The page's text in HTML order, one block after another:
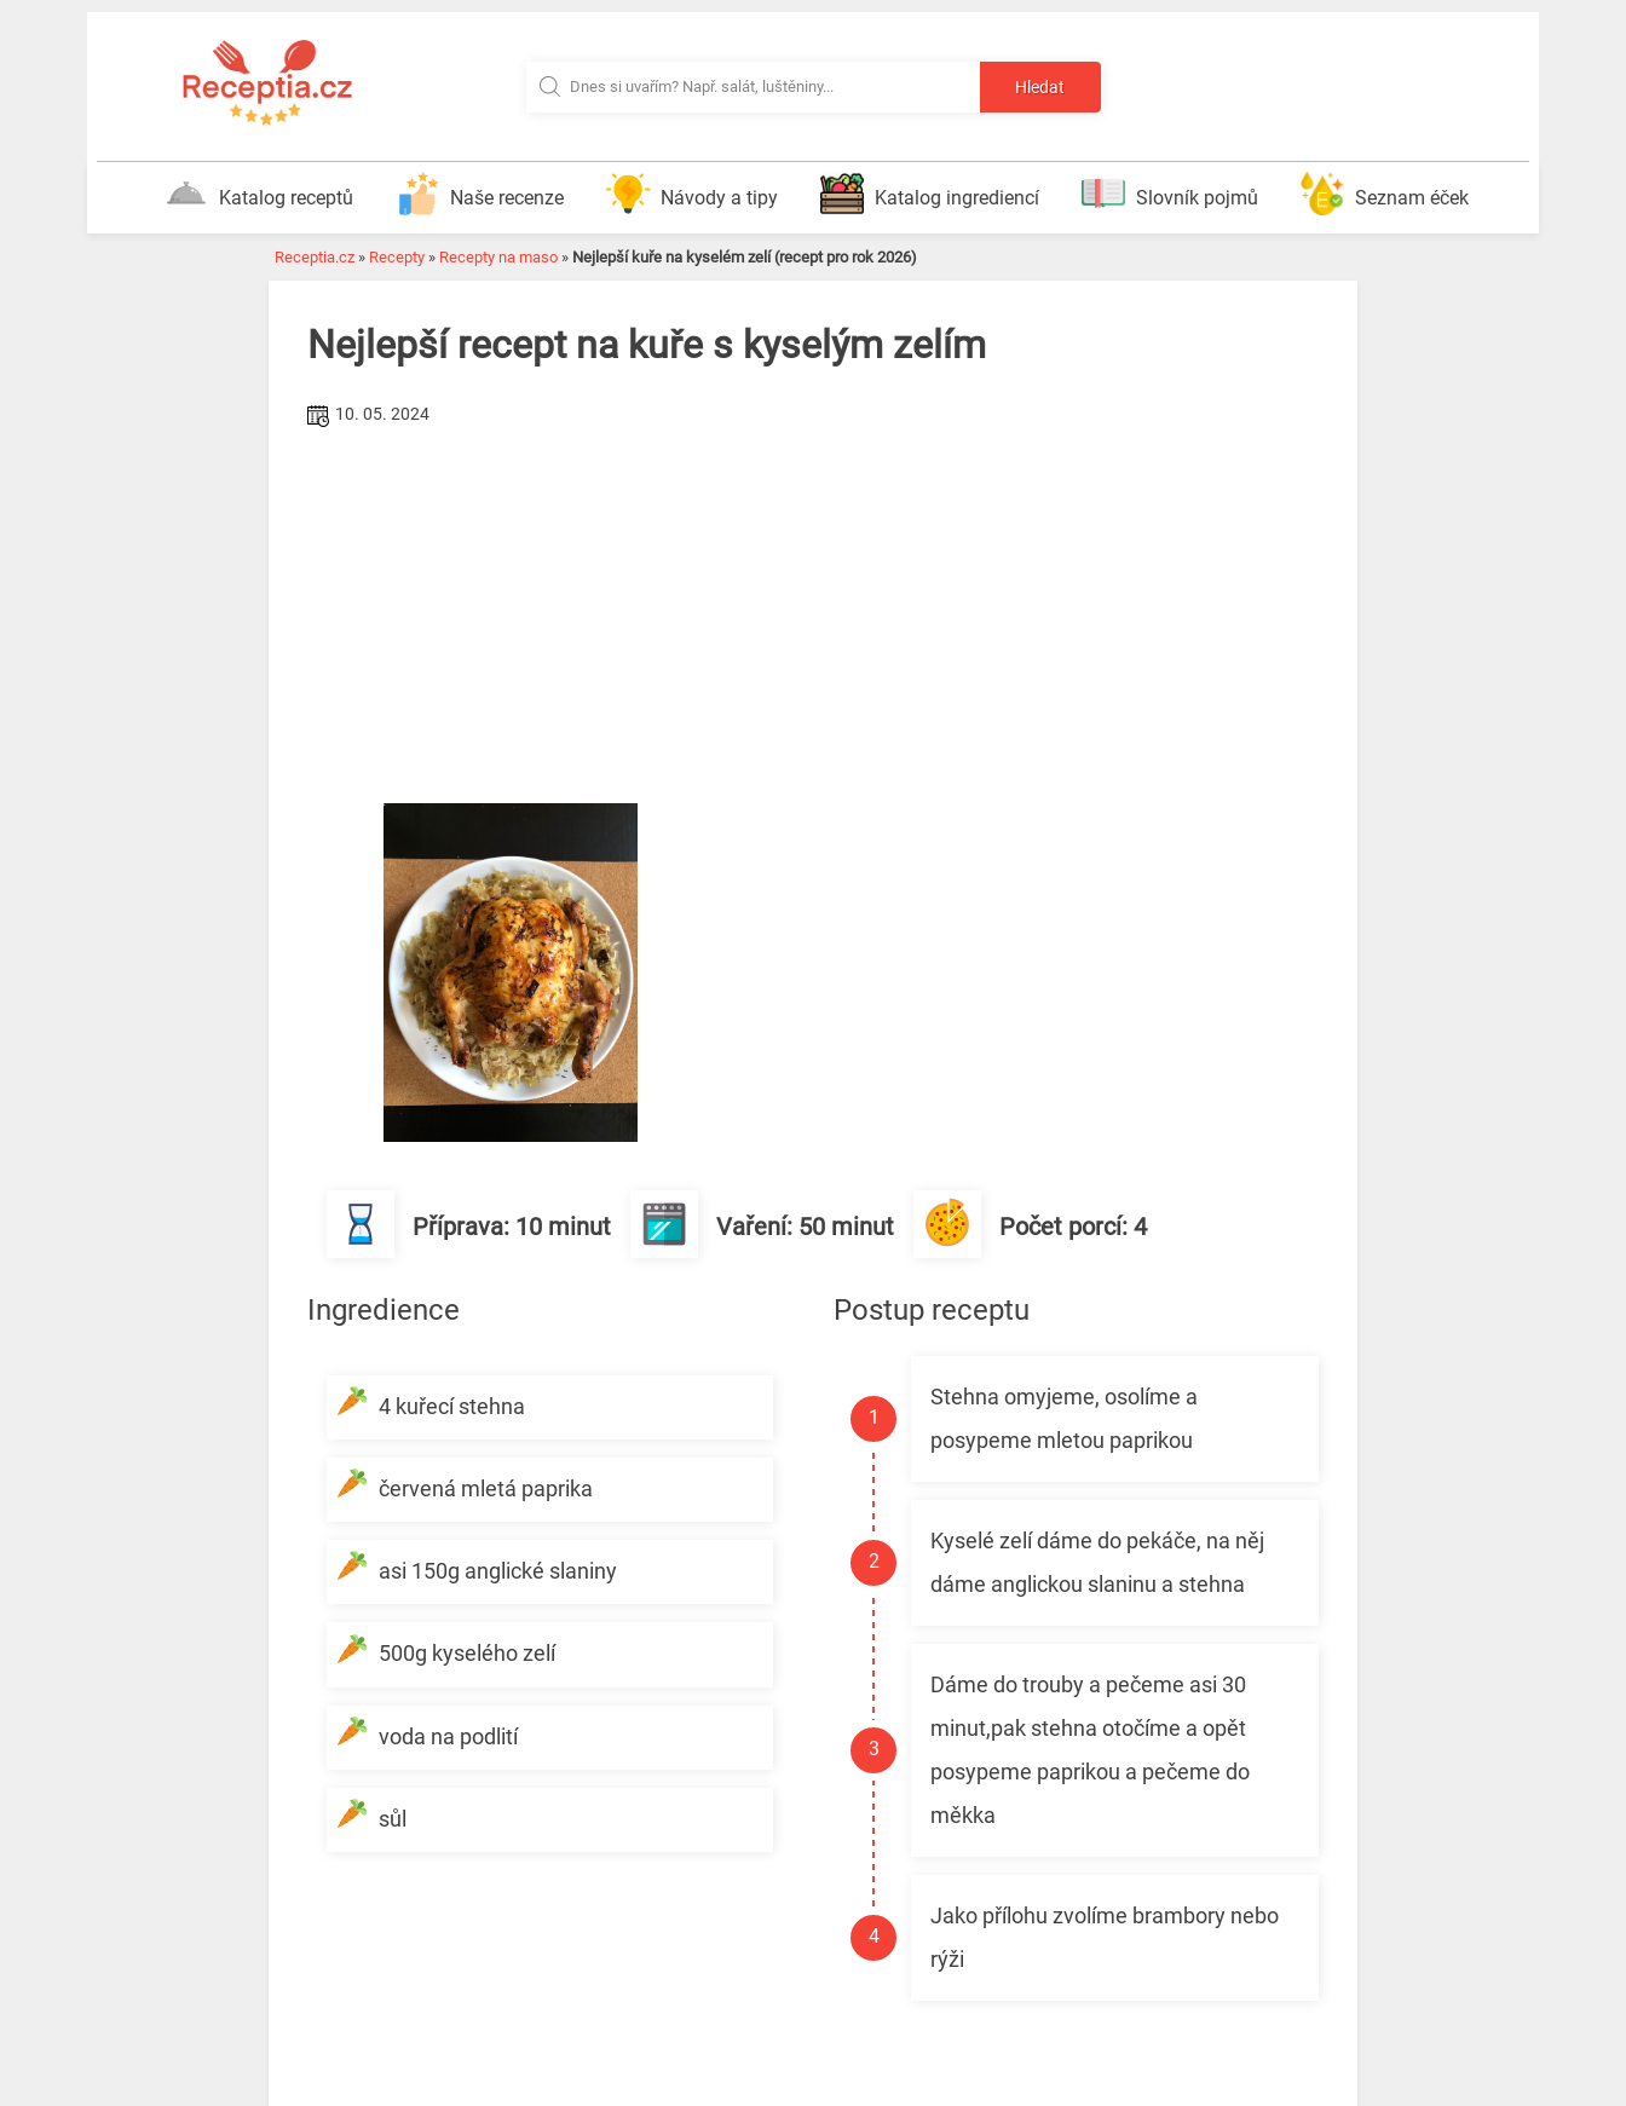
Hledat
Katalog receptů Naše recenze Návody a tipy Katalog ingrediencí Slovník pojmů Seznam éček
Receptia.cz » Recepty » Recepty na maso » Nejlepší kuře na kyselém zelí (recept pro rok 2026)
Nejlepší recept na kuře s kyselým zelím
10. 05. 2024
Příprava: 10 minut Vaření: 50 minut Počet porcí: 4
Ingredience
4 kuřecí stehna
červená mletá paprika
asi 150g anglické slaniny
500g kyselého zelí
voda na podlití
sůl
Postup receptu
Stehna omyjeme, osolíme a
posypeme mletou paprikou
Kyselé zelí dáme do pekáče, na něj
dáme anglickou slaninu a stehna
Dáme do trouby a pečeme asi 30
minut,pak stehna otočíme a opět
posypeme paprikou a pečeme do
měkka
Jako přílohu zvolíme brambory nebo
rýži